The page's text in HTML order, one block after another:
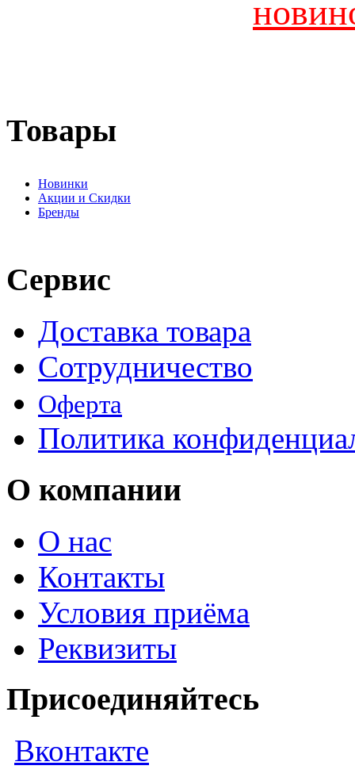
Товары
Новинки
Акции и Скидки
Бренды
Сервис
Доставка товара
Сотрудничество
Оферта
Политика
О компании
О нас
Контакты
Условия приёма
Реквизиты
Присоединяйтесь
Вконтакте